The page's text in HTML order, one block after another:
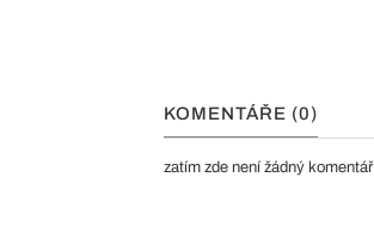
KOMENTÁŘE (0)
zatím zde není žádný komentář